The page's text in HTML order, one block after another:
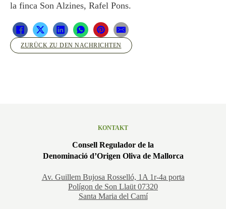
la finca Son Alzines, Rafel Pons.
ZURÜCK ZU DEN NACHRICHTEN
KONTAKT
Consell Regulador de la
Denominació d’Origen Oliva de Mallorca
Av. Guillem Bujosa Rosselló, 1A 1r-4a porta
Polígon de Son Llaüt 07320
Santa Maria del Camí